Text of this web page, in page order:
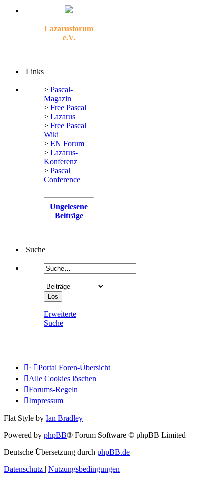
Lazarusforum
e.V.
Links
> Pascal-
Magazin
> Free Pascal
> Lazarus
> Free Pascal
Wiki
> EN Forum
> Lazarus-
Konferenz
> Pascal
Conference
Ungelesene
Beiträge
Suche
Erweiterte
Suche
· Portal Foren-Übersicht
Alle Cookies löschen
Forums-Regeln
Impressum
Flat Style by Ian Bradley
Powered by phpBB® Forum Software © phpBB Limited
Deutsche Übersetzung durch phpBB.de
Datenschutz | Nutzungsbedingungen